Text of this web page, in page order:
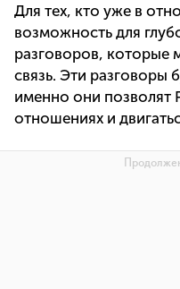
Для тех, кто уже в
возможность для
разговоров, которые
связь. Эти разговоры
именно они позволят
отношениях и